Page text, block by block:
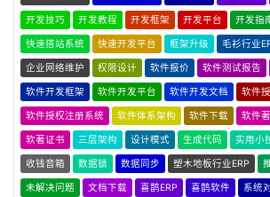
开发技巧 开发教程 开发框架 开发平台 开发指
快速搭站系统 快速开发平台 框架升级 毛衫行业
企业网络维护 权限设计 软件报价 软件测试报告
软件开发框架 软件开发平台 软件开发文档 软件
软件授权注册系统 软件体系架构 软件下载 软件
软著证书 三层架构 设计模式 生成代码 实用小
收钱音箱 数据锁 数据同步 塑木地板行业ERP
未解决问题 文档下载 喜鹊ERP 喜鹊软件 系统